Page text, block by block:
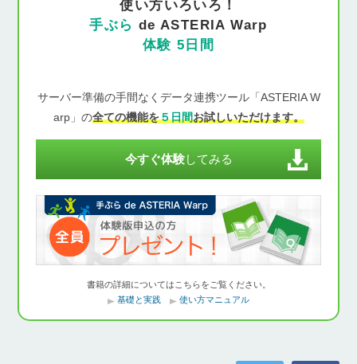
使い方いろいろ！
手ぶら de ASTERIA Warp
体験 5日間
サーバー準備の手間なくデータ連携ツール「ASTERIA W
arp」の全ての機能を５日間お試しいただけます。
今すぐ体験してみる
書籍の詳細についてはこちらをご覧ください。
基礎と実践
使い方マニュアル